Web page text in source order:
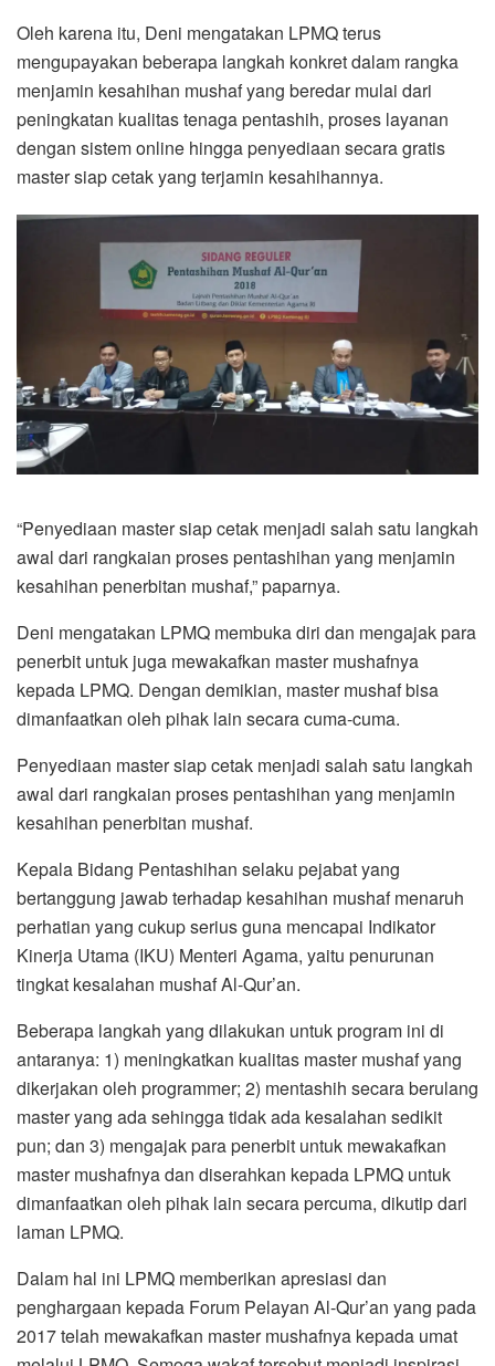
Oleh karena itu, Deni mengatakan LPMQ terus
mengupayakan beberapa langkah konkret dalam rangka
menjamin kesahihan mushaf yang beredar mulai dari
peningkatan kualitas tenaga pentashih, proses layanan
dengan sistem online hingga penyediaan secara gratis
master siap cetak yang terjamin kesahihannya.
“Penyediaan master siap cetak menjadi salah satu langkah
awal dari rangkaian proses pentashihan yang menjamin
kesahihan penerbitan mushaf,” paparnya.
Deni mengatakan LPMQ membuka diri dan mengajak para
penerbit untuk juga mewakafkan master mushafnya
kepada LPMQ. Dengan demikian, master mushaf bisa
dimanfaatkan oleh pihak lain secara cuma-cuma.
Penyediaan master siap cetak menjadi salah satu langkah
awal dari rangkaian proses pentashihan yang menjamin
kesahihan penerbitan mushaf.
Kepala Bidang Pentashihan selaku pejabat yang
bertanggung jawab terhadap kesahihan mushaf menaruh
perhatian yang cukup serius guna mencapai Indikator
Kinerja Utama (IKU) Menteri Agama, yaitu penurunan
tingkat kesalahan mushaf Al-Qur’an.
Beberapa langkah yang dilakukan untuk program ini di
antaranya: 1) meningkatkan kualitas master mushaf yang
dikerjakan oleh programmer; 2) mentashih secara berulang
master yang ada sehingga tidak ada kesalahan sedikit
pun; dan 3) mengajak para penerbit untuk mewakafkan
master mushafnya dan diserahkan kepada LPMQ untuk
dimanfaatkan oleh pihak lain secara percuma, dikutip dari
laman LPMQ.
Dalam hal ini LPMQ memberikan apresiasi dan
penghargaan kepada Forum Pelayan Al-Qur’an yang pada
2017 telah mewakafkan master mushafnya kepada umat